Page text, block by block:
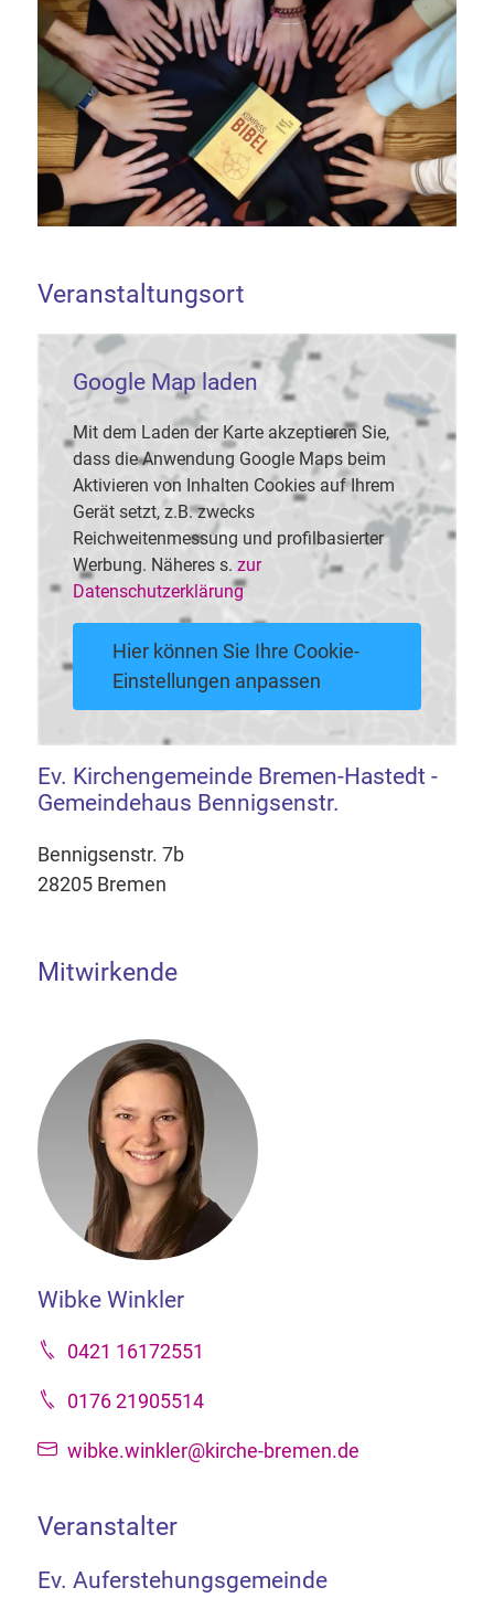
Veranstaltungsort
Google Map laden
Mit dem Laden der Karte akzeptieren Sie,
dass die Anwendung Google Maps beim
Aktivieren von Inhalten Cookies auf Ihrem
Gerät setzt, z.B. zwecks
Reichweitenmessung und profilbasierter
Werbung. Näheres s. zur
Datenschutzerklärung
Hier können Sie Ihre Cookie-
Einstellungen anpassen
Ev. Kirchengemeinde Bremen-Hastedt -
Gemeindehaus Bennigsenstr.
Bennigsenstr. 7b
28205 Bremen
Mitwirkende
Wibke Winkler
0421 16172551
0176 21905514
wibke.winkler@kirche-bremen.de
Veranstalter
Ev. Auferstehungsgemeinde